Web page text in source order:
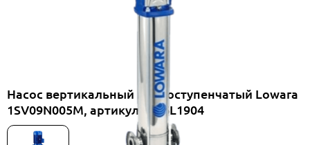
Насос вертикальный многоступенчатый Lowara
1SV09N005M, артикул 1016L1904